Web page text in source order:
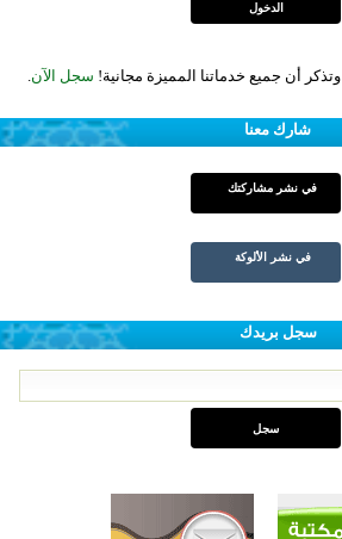
وتذكر أن جميع خدماتنا المميزة مجانية! سجل الآن.
شارك معنا
في نشر مشاركتك
في نشر الألوكة
سجل بريدك